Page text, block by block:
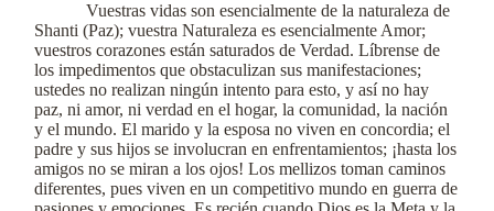
Vuestras vidas son esencialmente de la naturaleza de
Shanti (Paz); vuestra Naturaleza es esencialmente Amor;
vuestros corazones están saturados de Verdad. Líbrense de
los impedimentos que obstaculizan sus manifestaciones;
ustedes no realizan ningún intento para esto, y así no hay
paz, ni amor, ni verdad en el hogar, la comunidad, la nación
y el mundo. El marido y la esposa no viven en concordia; el
padre y sus hijos se involucran en enfrentamientos; ¡hasta los
amigos no se miran a los ojos! Los mellizos toman caminos
diferentes, pues viven en un competitivo mundo en guerra de